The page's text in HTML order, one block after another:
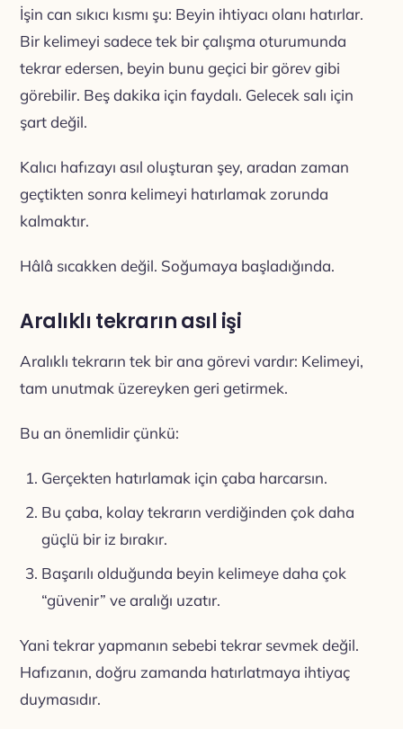
İşin can sıkıcı kısmı şu: Beyin ihtiyacı olanı hatırlar.
Bir kelimeyi sadece tek bir çalışma oturumunda
tekrar edersen, beyin bunu geçici bir görev gibi
görebilir. Beş dakika için faydalı. Gelecek salı için
şart değil.
Kalıcı hafızayı asıl oluşturan şey, aradan zaman
geçtikten sonra kelimeyi hatırlamak zorunda
kalmaktır.
Hâlâ sıcakken değil. Soğumaya başladığında.
Aralıklı tekrarın asıl işi
Aralıklı tekrarın tek bir ana görevi vardır: Kelimeyi,
tam unutmak üzereyken geri getirmek.
Bu an önemlidir çünkü:
Gerçekten hatırlamak için çaba harcarsın.
Bu çaba, kolay tekrarın verdiğinden çok daha
güçlü bir iz bırakır.
Başarılı olduğunda beyin kelimeye daha çok
“güvenir” ve aralığı uzatır.
Yani tekrar yapmanın sebebi tekrar sevmek değil.
Hafızanın, doğru zamanda hatırlatmaya ihtiyaç
duymasıdır.